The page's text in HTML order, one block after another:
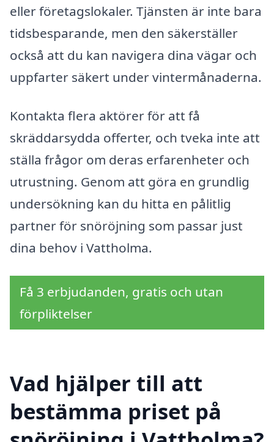
eller företagslokaler. Tjänsten är inte bara
tidsbesparande, men den säkerställer
också att du kan navigera dina vägar och
uppfarter säkert under vintermånaderna.
Kontakta flera aktörer för att få
skräddarsydda offerter, och tveka inte att
ställa frågor om deras erfarenheter och
utrustning. Genom att göra en grundlig
undersökning kan du hitta en pålitlig
partner för snöröjning som passar just
dina behov i Vattholma.
Få 3 erbjudanden, gratis och utan
förpliktelser
Vad hjälper till att
bestämma priset på